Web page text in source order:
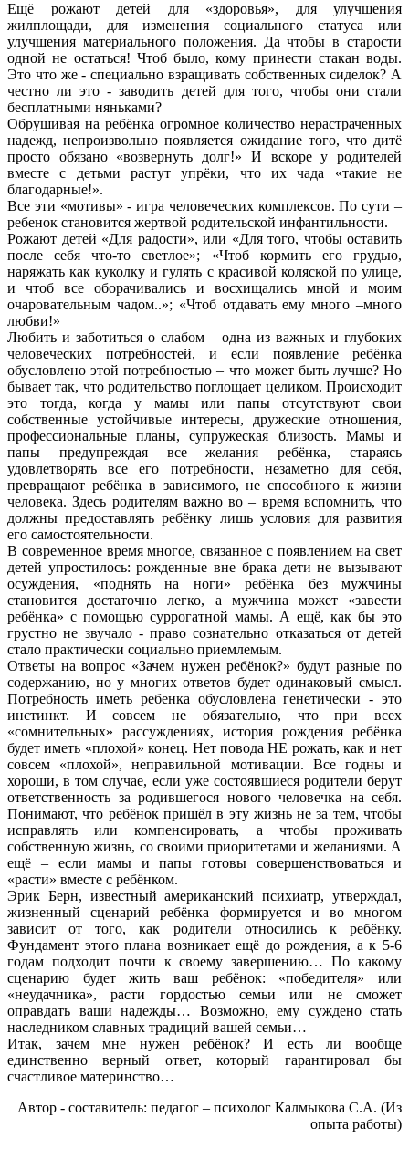
Ещё рожают детей для «здоровья», для улучшения
жилплощади, для изменения социального статуса или
улучшения материального положения. Да чтобы в старости
одной не остаться! Чтоб было, кому принести стакан воды.
Это что же - специально взращивать собственных сиделок? А
честно ли это - заводить детей для того, чтобы они стали
бесплатными няньками?
Обрушивая на ребёнка огромное количество нерастраченных
надежд, непроизвольно появляется ожидание того, что дитё
просто обязано «возвернуть долг!» И вскоре у родителей
вместе с детьми растут упрёки, что их чада «такие не
благодарные!».
Все эти «мотивы» - игра человеческих комплексов. По сути –
ребенок становится жертвой родительской инфантильности.
Рожают детей «Для радости», или «Для того, чтобы оставить
после себя что-то светлое»; «Чтоб кормить его грудью,
наряжать как куколку и гулять с красивой коляской по улице,
и чтоб все оборачивались и восхищались мной и моим
очаровательным чадом..»; «Чтоб отдавать ему много –много
любви!»
Любить и заботиться о слабом – одна из важных и глубоких
человеческих потребностей, и если появление ребёнка
обусловлено этой потребностью – что может быть лучше? Но
бывает так, что родительство поглощает целиком. Происходит
это тогда, когда у мамы или папы отсутствуют свои
собственные устойчивые интересы, дружеские отношения,
профессиональные планы, супружеская близость. Мамы и
папы предупреждая все желания ребёнка, стараясь
удовлетворять все его потребности, незаметно для себя,
превращают ребёнка в зависимого, не способного к жизни
человека. Здесь родителям важно во – время вспомнить, что
должны предоставлять ребёнку лишь условия для развития
его самостоятельности.
В современное время многое, связанное с появлением на свет
детей упростилось: рожденные вне брака дети не вызывают
осуждения, «поднять на ноги» ребёнка без мужчины
становится достаточно легко, а мужчина может «завести
ребёнка» с помощью суррогатной мамы. А ещё, как бы это
грустно не звучало - право сознательно отказаться от детей
стало практически социально приемлемым.
Ответы на вопрос «Зачем нужен ребёнок?» будут разные по
содержанию, но у многих ответов будет одинаковый смысл.
Потребность иметь ребенка обусловлена генетически - это
инстинкт. И совсем не обязательно, что при всех
«сомнительных» рассуждениях, история рождения ребёнка
будет иметь «плохой» конец. Нет повода НЕ рожать, как и нет
совсем «плохой», неправильной мотивации. Все годны и
хороши, в том случае, если уже состоявшиеся родители берут
ответственность за родившегося нового человечка на себя.
Понимают, что ребёнок пришёл в эту жизнь не за тем, чтобы
исправлять или компенсировать, а чтобы проживать
собственную жизнь, со своими приоритетами и желаниями. А
ещё – если мамы и папы готовы совершенствоваться и
«расти» вместе с ребёнком.
Эрик Берн, известный американский психиатр, утверждал,
жизненный сценарий ребёнка формируется и во многом
зависит от того, как родители относились к ребёнку.
Фундамент этого плана возникает ещё до рождения, а к 5-6
годам подходит почти к своему завершению… По какому
сценарию будет жить ваш ребёнок: «победителя» или
«неудачника», расти гордостью семьи или не сможет
оправдать ваши надежды… Возможно, ему суждено стать
наследником славных традиций вашей семьи…
Итак, зачем мне нужен ребёнок? И есть ли вообще
единственно верный ответ, который гарантировал бы
счастливое материнство…
Автор - составитель: педагог – психолог Калмыкова С.А. (Из
опыта работы)